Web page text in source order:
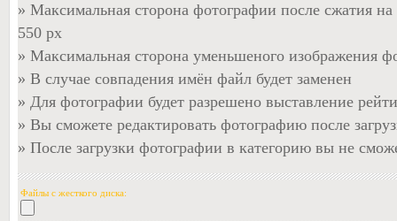
» Максимальная сторона фотографии после сжатия
550 px
» Максимальная сторона уменьшеного изображения
» В случае совпадения имён файл будет заменен
» Для фотографии будет разрешено выставление
» Вы сможете редактировать фотографию после
» После загрузки фотографии в категорию вы не
Файлы с жесткого диска: